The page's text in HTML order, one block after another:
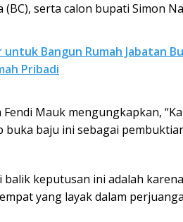
serta calon bupati Simon
untuk Bangun Rumah Jabatan
Pribadi
Mauk mengungkapkan,
buka baju ini sebagai
balik keputusan ini adalah
yang layak dalam